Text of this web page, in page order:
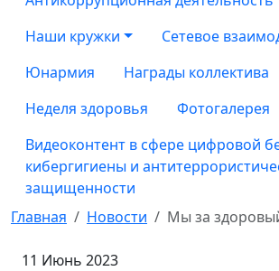
Наши кружки
Сетевое
Юнармия
Награды коллектива
Неделя здоровья
Фотогалерея
Видеоконтент в сфере цифровой
кибергигиены и
защищенности
Главная
Новости Мы за
11 Июнь 2023